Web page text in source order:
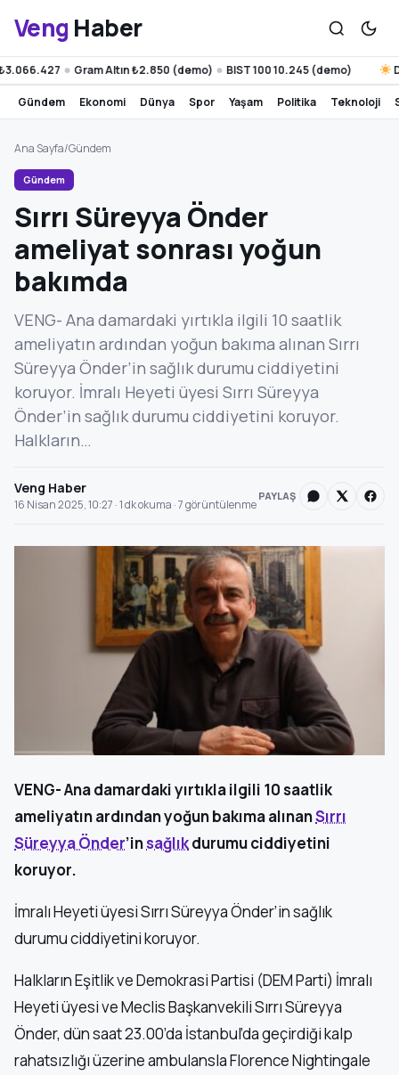
Veng Haber
● Gram Altın ₺2.850 (demo) ● BIST 100 10.245 (demo)
gündem ekonomi dünya spor yaşam politika teknoloji
Ana Sayfa/Gündem
Gündem
Sırrı Süreyya Önder
ameliyat sonrası yoğun
bakımda
VENG- Ana damardaki yırtıkla ilgili 10 saatlik
ameliyatın ardından yoğun bakıma alınan Sırrı
Süreyya Önder’in sağlık durumu ciddiyetini
koruyor. İmralı Heyeti üyesi Sırrı Süreyya
Önder’in sağlık durumu ciddiyetini koruyor.
Halkların…
Veng Haber
16 Nisan 2025, 10:27 · 1 dk okuma · 7 görüntülenme
PAYLAŞ
VENG- Ana damardaki yırtıkla ilgili 10 saatlik
ameliyatın ardından yoğun bakıma alınanSırrı
Süreyya Önder’insağlıkdurumu ciddiyetini
koruyor.
İmralı Heyeti üyesi Sırrı Süreyya Önder’in sağlık
durumu ciddiyetini koruyor.
Halkların Eşitlik ve Demokrasi Partisi (DEM Parti) İmralı
Heyeti üyesi ve Meclis Başkanvekili Sırrı Süreyya
Önder, dün saat 23.00’da İstanbul’da geçirdiği kalp
rahatsızlığı üzerine ambulansla Florence Nightingale